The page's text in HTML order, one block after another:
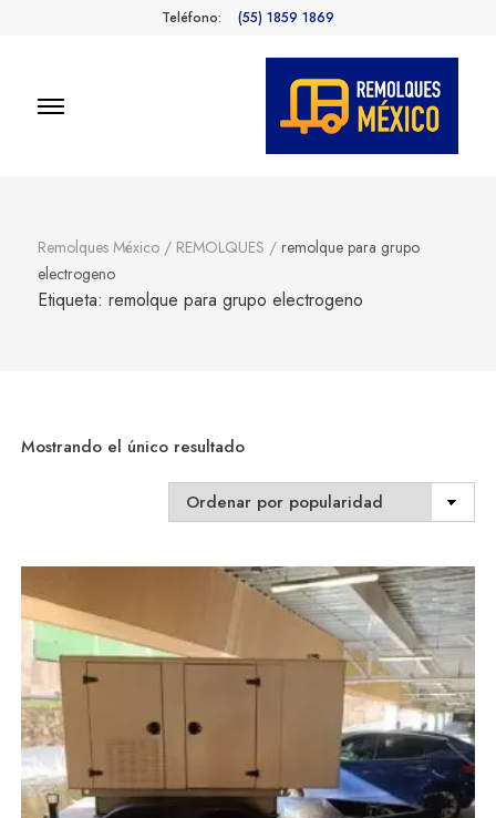
Teléfono: (55) 1859 1869
Remolques México / REMOLQUES / remolque para grupo
electrogeno
Etiqueta: remolque para grupo electrogeno
Mostrando el único resultado